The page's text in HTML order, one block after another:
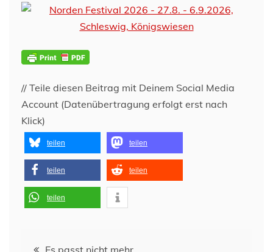
// Teile diesen Beitrag mit Deinem Social Media
Account (Datenübertragung erfolgt erst nach
Klick)
teilen teilen
teilen teilen
teilen
Beitragsnavigation
Es passt nicht mehr